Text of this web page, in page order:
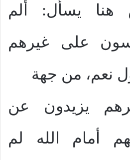
هنا يسأل: ألم
على غيرهم
نعم، من جهة
يزيدون عن
أمام الله لم